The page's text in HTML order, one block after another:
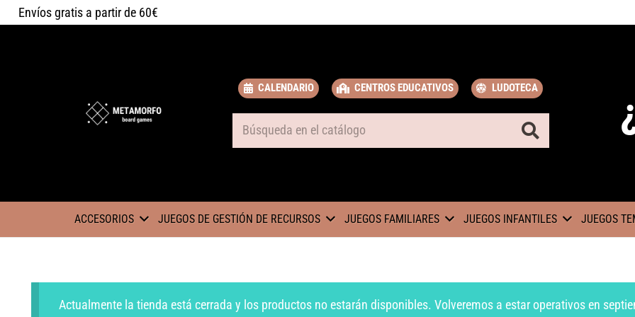
Envíos gratis a partir de 60€
CALENDARIO CENTROS EDUCATIVOS LUDOTECA
ACCESORIOS JUEGOS DE GESTIÓN DE RECURSOS JUEGOS FAMILIARES JUEGOS INFANTILES JUEGOS
Actualmente la tienda está cerrada y los productos no estarán disponibles. Volveremos a estar operativos en